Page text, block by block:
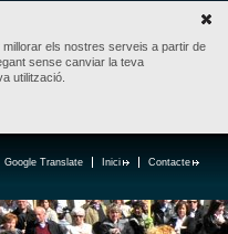
els nostres serveis a partir de
sense canviar la teva
utilització.
Contacte
Inici
Google Translate